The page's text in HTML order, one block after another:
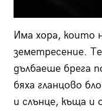
Има хора, които
земетресение.
дълбаеше брега
бяха гланцово
и слънце, къща и